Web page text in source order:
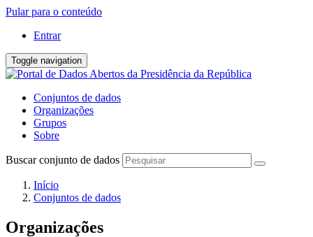
Pular para o conteúdo
Entrar
Toggle navigation
Conjuntos de dados
Organizações
Grupos
Sobre
Buscar conjunto de dados
Início
Conjuntos de dados
Organizações